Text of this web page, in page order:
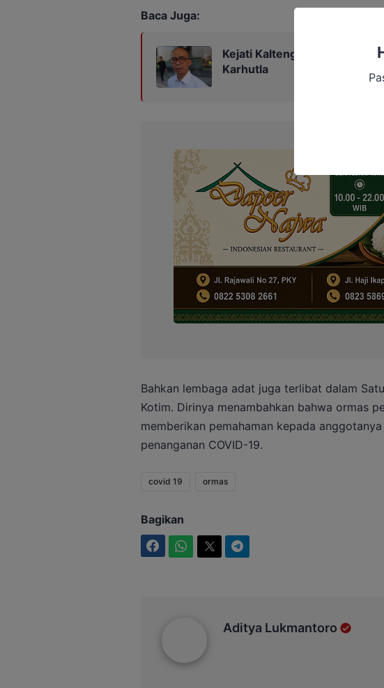
Baca Juga:
Kejati Kalteng Imbau Warga
Karhutla
Bahkan lembaga adat juga terlibat dalam
Kotim. Dirinya menambahkan bahwa ormas
memberikan pemahaman kepada
penanganan COVID-19.
covid 19 ormas
Bagikan
Aditya Lukmantoro